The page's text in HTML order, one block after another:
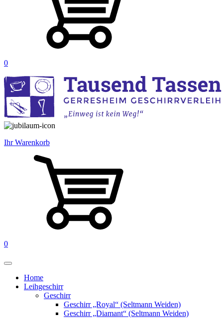
0
Ihr Warenkorb
0
Home
Leihgeschirr
Geschirr
Geschirr „Royal“ (Seltmann Weiden)
Geschirr „Diamant“ (Seltmann Weiden)